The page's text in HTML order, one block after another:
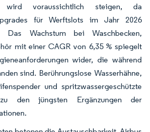
wird voraussichtlich steigen, da
für Werftslots im Jahr 2026
Das Wachstum bei Waschbecken,
mit einer CAGR von 6,35 % spiegelt
wider, die während
sind. Berührungslose Wasserhähne,
und spritzwassergeschützte
den jüngsten Ergänzungen der